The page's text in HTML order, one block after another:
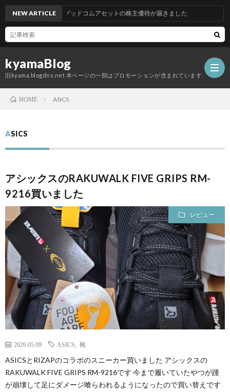
kyamaBlog
旧kyama.blogdns.net 本ページの一部はプロモーションが含まれています
NEW ARTICLEグッドコムアセットの株主優待が届きました
HOME ASICS
ASICS
アシックスのRAKUWALK FIVE GRIPS RM-
9216買いました
レビュー
2026.05.09 ASICS 靴
ASICSとRIZAPのコラボのスニーカー買いました アシックスの
RAKUWALK FIVE GRIPS RM-9216です 今まで履いていたやつが踵
が崩壊して足にダメージ喰らわれるようになったので買い替えです